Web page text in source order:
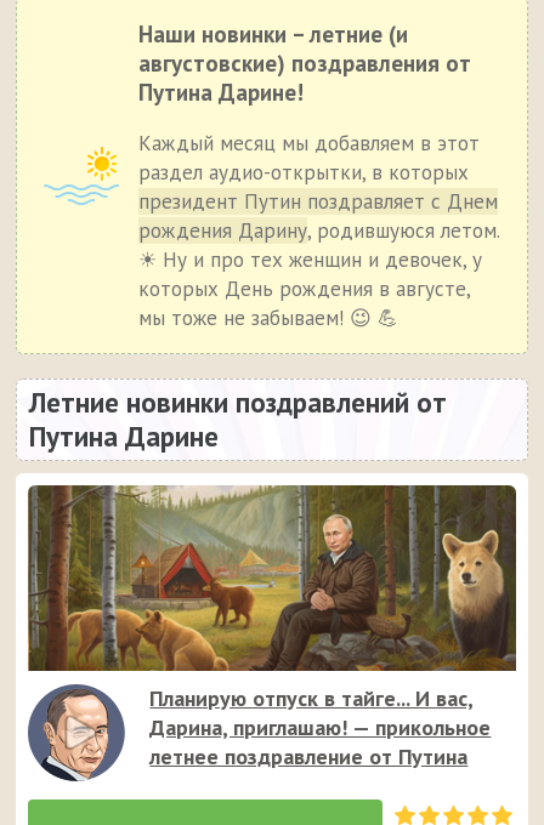
Наши новинки – летние (и
августовские) поздравления от
Путина Дарине!
Каждый месяц мы добавляем в этот
раздел аудио-открытки, в которых
президент Путин поздравляет с Днем
рождения Дарину, родившуюся летом.
☀ Ну и про тех женщин и девочек, у
которых День рождения в августе,
мы тоже не забываем! 😉 💪
Летние новинки поздравлений от
Путина Дарине
Планирую отпуск в тайге... И вас,
Дарина, приглашаю! — прикольное
летнее поздравление от Путина